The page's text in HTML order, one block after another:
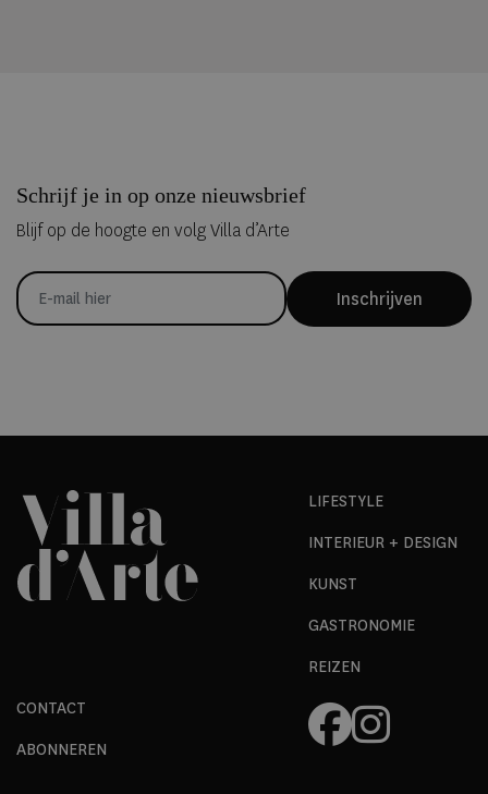
Schrijf je in op onze nieuwsbrief
Blijf op de hoogte en volg Villa d’Arte
Inschrijven
LIFESTYLE
INTERIEUR + DESIGN
KUNST
GASTRONOMIE
REIZEN
CONTACT
ABONNEREN